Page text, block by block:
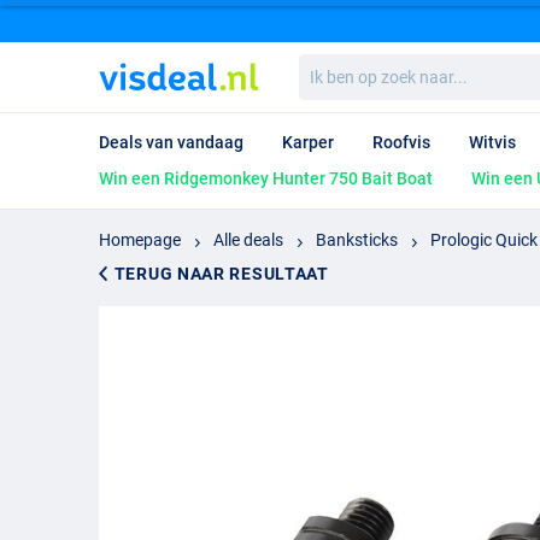
ben
op
naar...
Deals van vandaag Karper Roofvis
Witvis
Win een Ridgemonkey Hunter 750 Bait Boat
Win een
Homepage Alle deals Banksticks
Prologic
TERUG NAAR RESULTAAT